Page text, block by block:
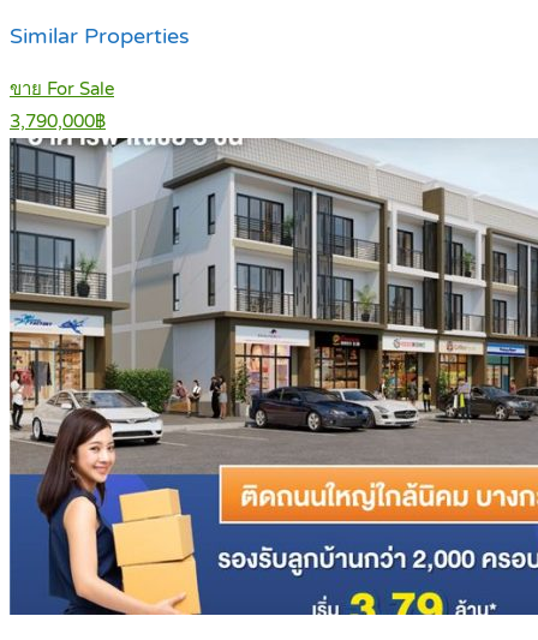
Similar Properties
ขาย For Sale
3,790,000฿